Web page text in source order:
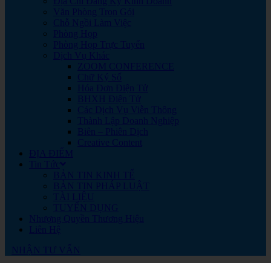
Văn Phòng Trọn Gói
Chỗ Ngồi Làm Việc
Phòng Họp
Phòng Họp Trực Tuyến
Dịch Vụ Khác
ZOOM CONFERENCE
Chữ Ký Số
Hóa Đơn Điện Tử
BHXH Điện Tử
Các Dịch Vụ Viễn Thông
Thành Lập Doanh Nghiệp
Biên – Phiên Dịch
Creative Content
ĐỊA ĐIỂM
Tin Tức
BẢN TIN KINH TẾ
BẢN TIN PHÁP LUẬT
TÀI LIỆU
TUYỂN DỤNG
Nhượng Quyền Thương Hiệu
Liên Hệ
NHẬN TƯ VẤN